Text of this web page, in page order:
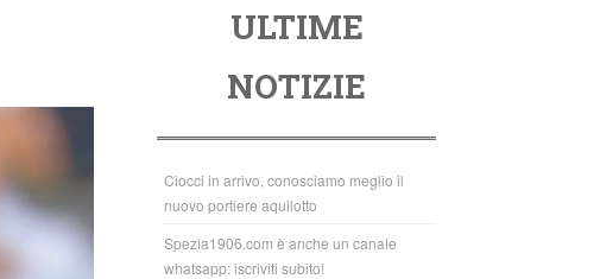
o
o
k
tt
er
at
s
A
p
p
ULTIME
NOTIZIE
Ciocci in arrivo, conosciamo meglio il
nuovo portiere aquilotto
Spezia1906.com è anche un canale
whatsapp: iscriviti subito!